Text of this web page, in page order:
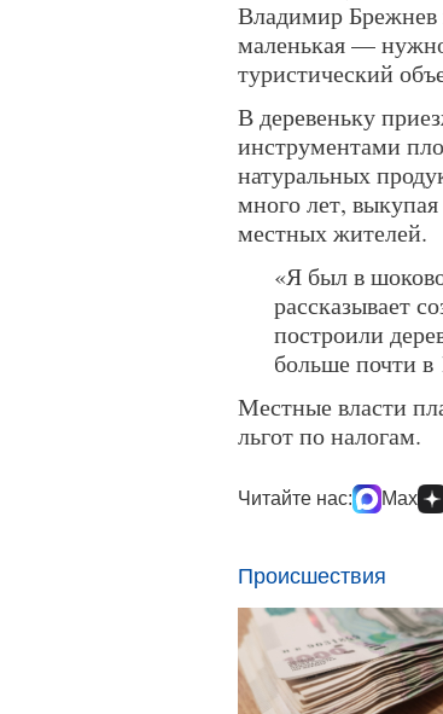
Владимир Брежнев
маленькая — нужно
туристический
В деревеньку
инструментами
натуральных
много лет,
местных жителей.
«Я был в
рассказывает
построили
больше почти в
Местные власти
льгот по налогам.
Читайте нас: Max
Происшествия